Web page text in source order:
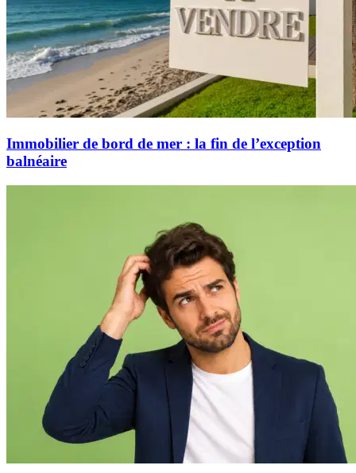
Immobilier de bord de mer : la fin de l’exception
balnéaire